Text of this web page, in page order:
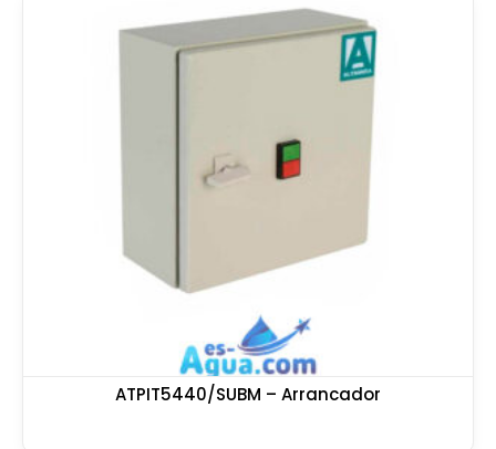
ATPIT5440/SUBM – Arrancador